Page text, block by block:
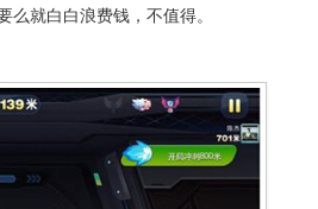
么就白白浪费钱，不值得。